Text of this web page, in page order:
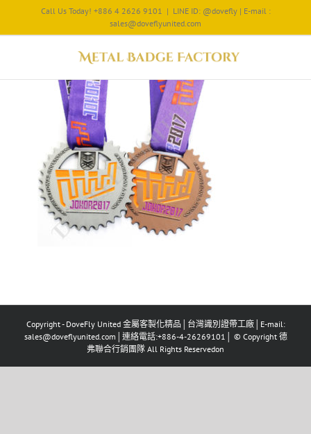
Call Us Today! +886 4 2626 9101 | LINE ID: @dovefly | E-mail :
sales@doveflyunited.com
Copyright - DoveFly United 金屬客製化精品│台灣識別證帶工廠│E-mail:
sales@doveflyunited.com│連絡電話:+886-4-26269101│ © Copyright 德
弗聯合行銷團隊 All Rights Reservedon